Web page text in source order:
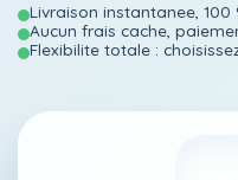
Livraison instantanee, 100
Aucun frais cache,
Flexibilite totale :